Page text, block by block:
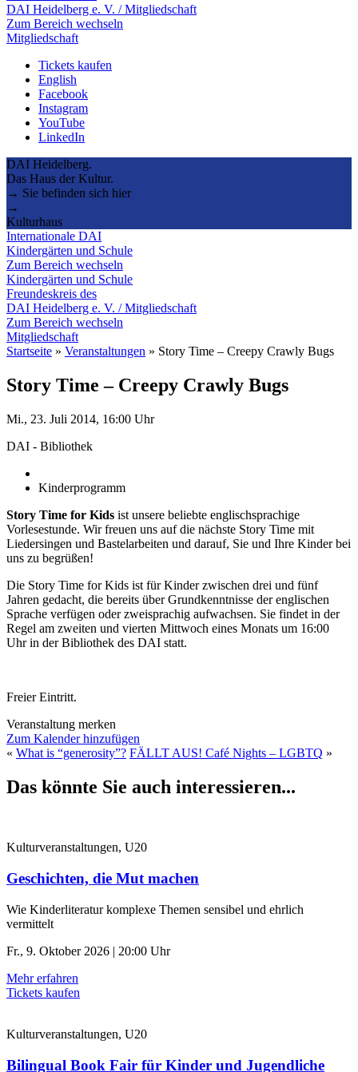
DAI Heidelberg e. V. / Mitgliedschaft
Zum Bereich wechseln
Mitgliedschaft
Tickets kaufen
English
Facebook
Instagram
YouTube
LinkedIn
DAI Heidelberg.
Das Haus der Kultur.
→ Sie befinden sich hier
→
Kulturhaus
Internationale DAI
Kindergärten und Schule
Zum Bereich wechseln
Kindergärten und Schule
Freundeskreis des
DAI Heidelberg e. V. / Mitgliedschaft
Zum Bereich wechseln
Mitgliedschaft
Startseite » Veranstaltungen » Story Time – Creepy Crawly Bugs
Story Time – Creepy Crawly Bugs
Mi., 23. Juli 2014, 16:00 Uhr
DAI - Bibliothek
Kinderprogramm
Story Time for Kids ist unsere beliebte englischsprachige
Vorlesestunde. Wir freuen uns auf die nächste Story Time mit
Liedersingen und Bastelarbeiten und darauf, Sie und Ihre Kinder bei
uns zu begrüßen!
Die Story Time for Kids ist für Kinder zwischen drei und fünf
Jahren gedacht, die bereits über Grundkenntnisse der englischen
Sprache verfügen oder zweisprachig aufwachsen. Sie findet in der
Regel am zweiten und vierten Mittwoch eines Monats um 16:00
Uhr in der Bibliothek des DAI statt.
Freier Eintritt.
Veranstaltung merken
Zum Kalender hinzufügen
« What is “generosity”? FÄLLT AUS! Café Nights – LGBTQ »
Das könnte Sie auch interessieren...
Kulturveranstaltungen, U20
Geschichten, die Mut machen
Wie Kinderliteratur komplexe Themen sensibel und ehrlich
vermittelt
Fr., 9. Oktober 2026 | 20:00 Uhr
Mehr erfahren
Tickets kaufen
Kulturveranstaltungen, U20
Bilingual Book Fair für Kinder und Jugendliche